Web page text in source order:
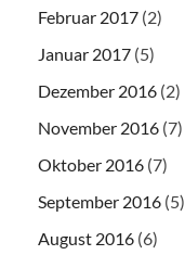
Februar 2017 (2)
Januar 2017 (5)
Dezember 2016 (2)
November 2016 (7)
Oktober 2016 (7)
September 2016 (5)
August 2016 (6)